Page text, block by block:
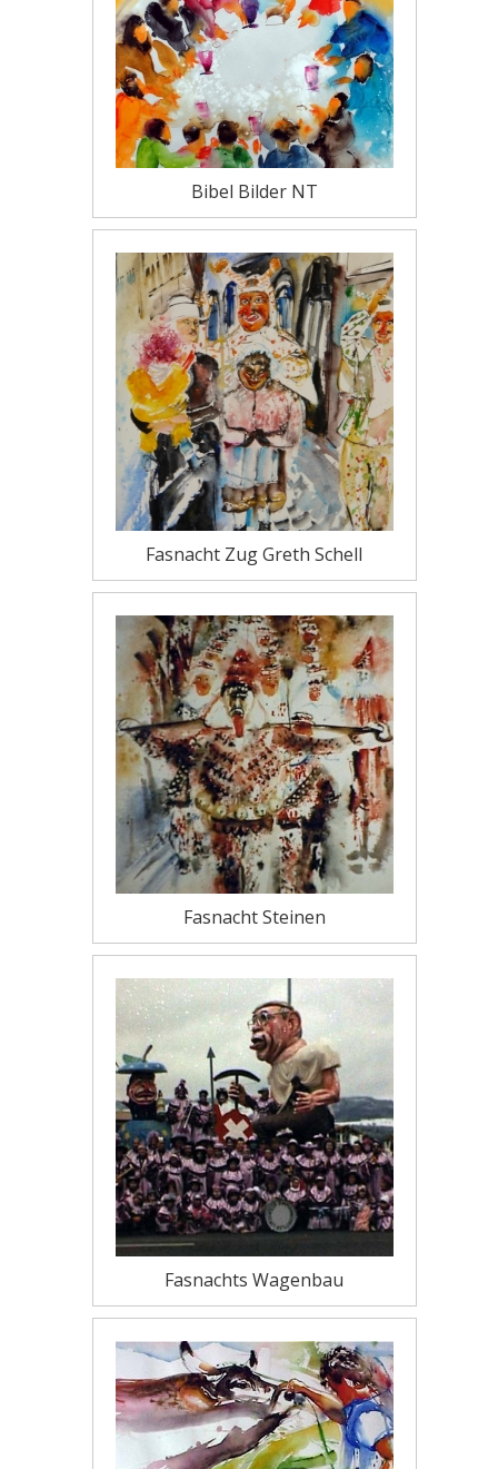
Bibel Bilder NT
Fasnacht Zug Greth Schell
Fasnacht Steinen
Fasnachts Wagenbau